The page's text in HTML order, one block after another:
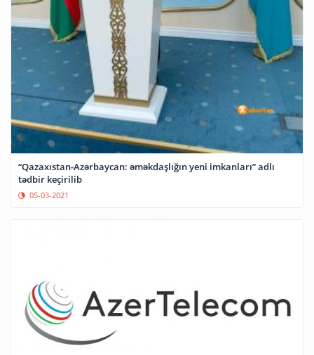
“Qazaxıstan-Azərbaycan: əməkdaşlığın yeni imkanları” adlı
tədbir keçirilib
05-03-2021